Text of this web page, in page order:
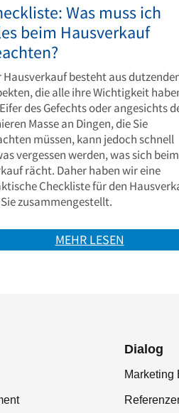
Was muss ich
beim Hausverkauf
Hausverkauf besteht aus
die alle ihre Wichtigkeit
des Gefechts oder angesichts
Masse an Dingen, die Sie
müssen, kann jedoch schnell
vergessen werden, was sich beim
rächt. Daher haben wir eine
Checkliste für den
zusammengestellt.
MEHR LESEN
Dialog
Marketing